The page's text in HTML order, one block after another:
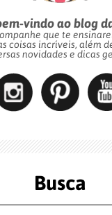
vindo ao blog
que te
coisas incríveis, além
novidades e dicas
Busca